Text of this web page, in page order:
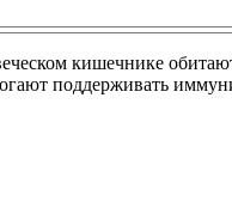
кишечнике
поддерживать